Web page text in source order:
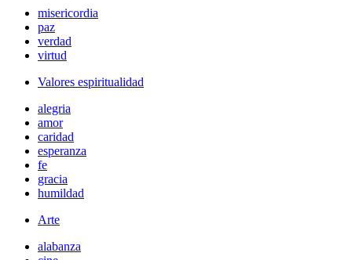
misericordia
paz
verdad
virtud
Valores espiritualidad
alegria
amor
caridad
esperanza
fe
gracia
humildad
Arte
alabanza